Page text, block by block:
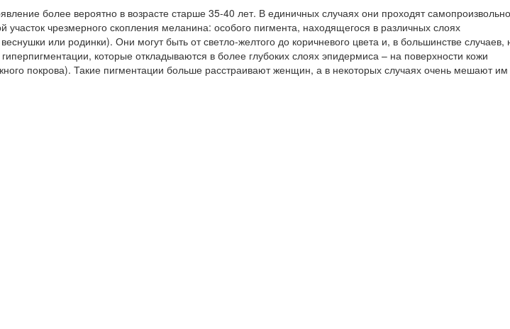
более вероятно в возрасте старше 35-40 лет. В единичных случаях они проходят
чрезмерного скопления меланина: особого пигмента, находящегося в различных слоях
или родинки). Они могут быть от светло-желтого до коричневого цвета и, в большинстве случаев,
которые откладываются в более глубоких слоях эпидермиса – на поверхности кожи
покрова). Такие пигментации больше расстраивают женщин, а в некоторых случаях очень мешают им